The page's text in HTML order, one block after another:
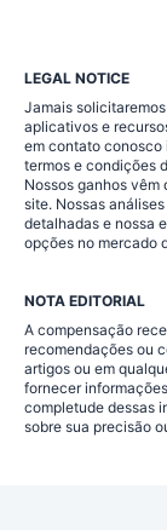
LEGAL NOTICE
Jamais
aplicativos e
em contato conosco
termos e condições
Nossos ganhos
site. Nossas
detalhadas e nossa
opções no mercado
NOTA EDITORIAL
A compensação
recomendações ou
artigos ou em
fornecer
completude dessas
sobre sua precisão